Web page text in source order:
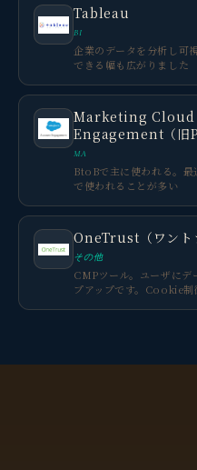
Tableau
BI
企業のデータを分析し可
できる幅も広がりました
Marketing
Engagement（旧
MA
BtoBで主に使われる。
で使われることが多い
OneTrust（ワント
その他
CMPツール。ユーザにデ
プアップです。Cookie制